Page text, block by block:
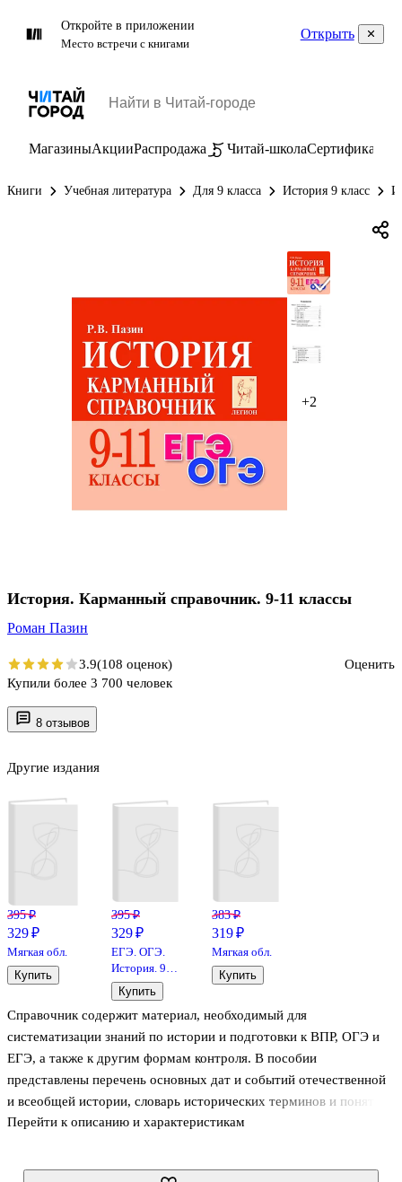
Откройте в приложении
Место встречи с книгами
Открыть
МагазиныАкцииРаспродажа Читай-школаСертификаты
Книги Учебная литература Для 9 класса История 9 класс
+2
8 отзывов
Справочник содержит материал, необходимый для
систематизации знаний по истории и подготовки к ВПР, ОГЭ и
ЕГЭ, а также к другим формам контроля. В пособии
представлены перечень основных дат и событий отечественной
и всеобщей истории, словарь исторических терминов и понятий.
а также имена правителей и периоды их пребывания у власти.
Перейти к описанию и характеристикам
Другие издания
395 ₽
329 ₽
Мягкая обл.
Купить
395 ₽
329 ₽
ЕГЭ. ОГЭ.
История. 9-
11 классы.
Карманный
справочник
Купить
383 ₽
319 ₽
Мягкая обл.
Купить
История. Карманный справочник. 9-11 классы
Роман Пазин
3.9(108 оценок)
Оценить
Купили более 3 700 человек